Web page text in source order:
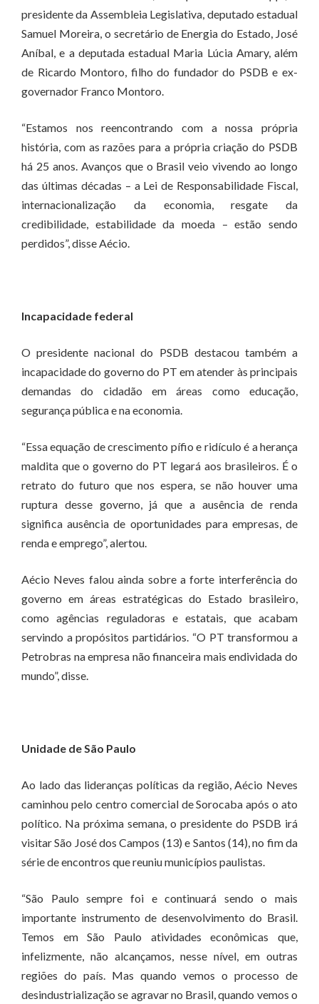
presidente da Assembleia Legislativa, deputado estadual
Samuel Moreira, o secretário de Energia do Estado, José
Aníbal, e a deputada estadual Maria Lúcia Amary, além
de Ricardo Montoro, filho do fundador do PSDB e ex-
governador Franco Montoro.
“Estamos nos reencontrando com a nossa própria
história, com as razões para a própria criação do PSDB
há 25 anos. Avanços que o Brasil veio vivendo ao longo
das últimas décadas – a Lei de Responsabilidade Fiscal,
internacionalização da economia, resgate da
credibilidade, estabilidade da moeda – estão sendo
perdidos”, disse Aécio.
Incapacidade federal
O presidente nacional do PSDB destacou também a
incapacidade do governo do PT em atender às principais
demandas do cidadão em áreas como educação,
segurança pública e na economia.
“Essa equação de crescimento pífio e ridículo é a herança
maldita que o governo do PT legará aos brasileiros. É o
retrato do futuro que nos espera, se não houver uma
ruptura desse governo, já que a ausência de renda
significa ausência de oportunidades para empresas, de
renda e emprego”, alertou.
Aécio Neves falou ainda sobre a forte interferência do
governo em áreas estratégicas do Estado brasileiro,
como agências reguladoras e estatais, que acabam
servindo a propósitos partidários. “O PT transformou a
Petrobras na empresa não financeira mais endividada do
mundo”, disse.
Unidade de São Paulo
Ao lado das lideranças políticas da região, Aécio Neves
caminhou pelo centro comercial de Sorocaba após o ato
político. Na próxima semana, o presidente do PSDB irá
visitar São José dos Campos (13) e Santos (14), no fim da
série de encontros que reuniu municípios paulistas.
“São Paulo sempre foi e continuará sendo o mais
importante instrumento de desenvolvimento do Brasil.
Temos em São Paulo atividades econômicas que,
infelizmente, não alcançamos, nesse nível, em outras
regiões do país. Mas quando vemos o processo de
desindustrialização se agravar no Brasil, quando vemos o